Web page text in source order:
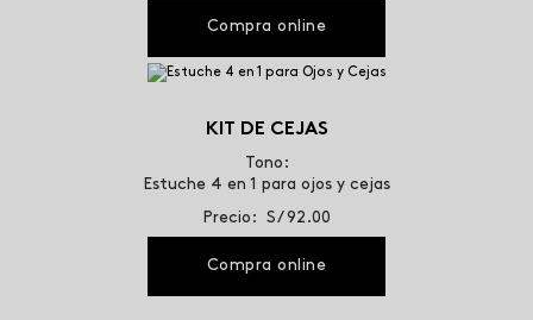
Compra online
KIT DE CEJAS
Tono:
Estuche 4 en 1 para ojos y cejas
Precio: S/ 92.00
Compra online